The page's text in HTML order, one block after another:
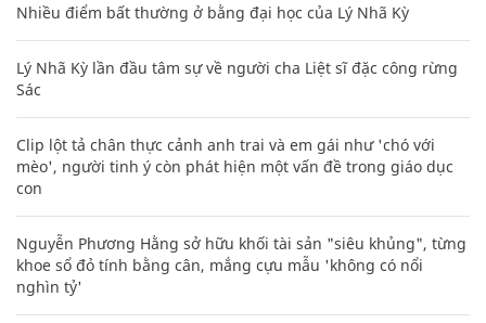
Nhiều điểm bất thường ở bằng đại học của Lý Nhã Kỳ
Lý Nhã Kỳ lần đầu tâm sự về người cha Liệt sĩ đặc công rừng
Sác
Clip lột tả chân thực cảnh anh trai và em gái như 'chó với
mèo', người tinh ý còn phát hiện một vấn đề trong giáo dục
con
Nguyễn Phương Hằng sở hữu khối tài sản "siêu khủng", từng
khoe sổ đỏ tính bằng cân, mắng cựu mẫu 'không có nổi
nghìn tỷ'